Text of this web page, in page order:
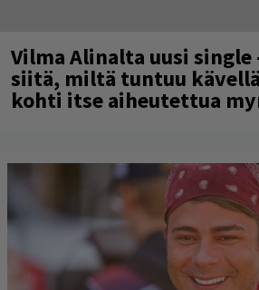
Vilma Alinalta uusi single
siitä, miltä tuntuu
kohti itse aiheutettua